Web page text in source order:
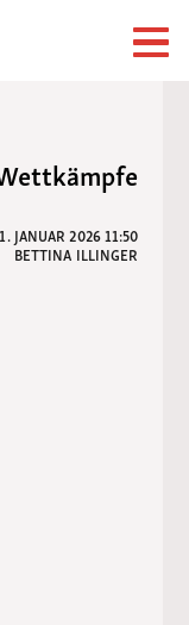
JANUAR 2026 11:50
BETTINA ILLINGER